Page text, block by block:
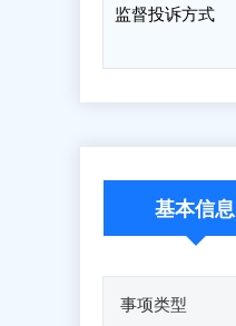
监督投诉方式
基本信息
事项类型